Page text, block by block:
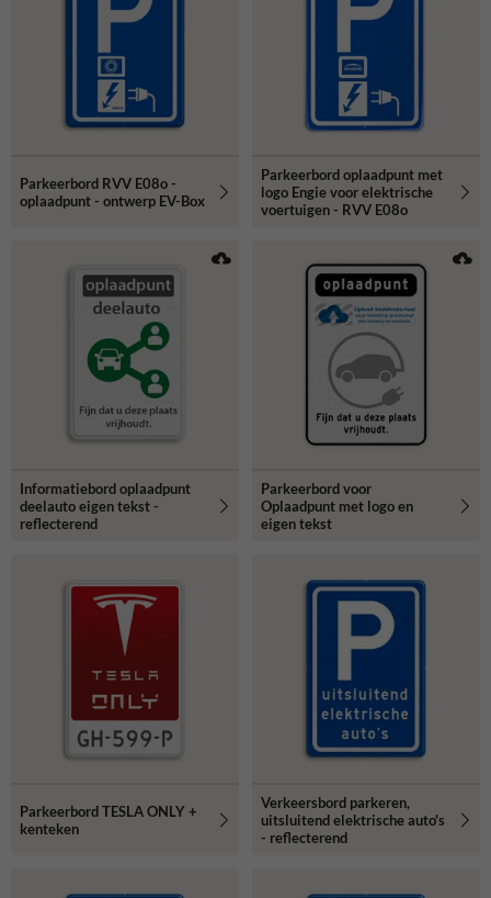
Parkeerbord RVV E08o -
oplaadpunt - ontwerp EV-Box
Parkeerbord oplaadpunt met
logo Engie voor elektrische
voertuigen - RVV E08o
Informatiebord oplaadpunt
deelauto eigen tekst -
reflecterend
Parkeerbord voor
Oplaadpunt met logo en
eigen tekst
Parkeerbord TESLA ONLY +
kenteken
Verkeersbord parkeren,
uitsluitend elektrische auto's
- reflecterend